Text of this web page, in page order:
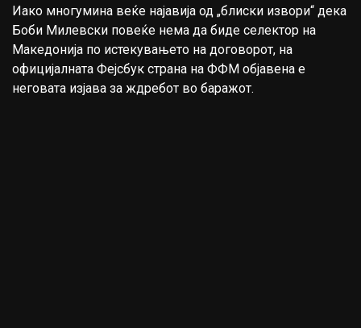
Иако многумина веќе најавија од „блиски извори“ дека
Боби Милевски повеќе нема да биде селектор на
Македонија по истекувањето на договорот, на
официјалната Фејсбук страна на ФФМ објавена е
неговата изјава за ждребот во баражот.